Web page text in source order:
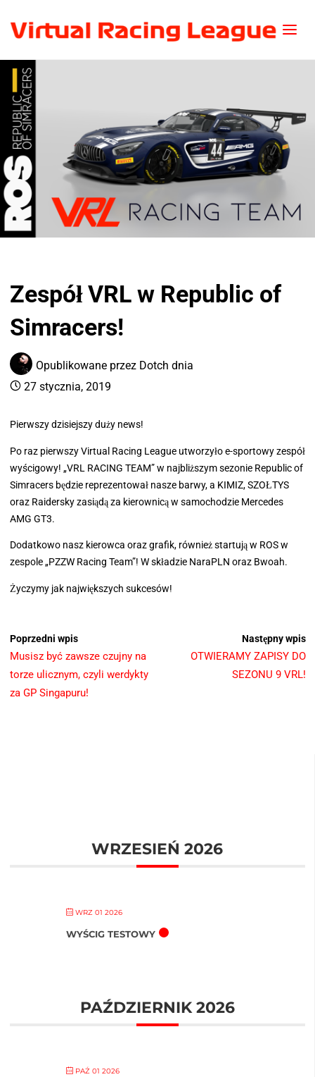
Zespół VRL w Republic of
Simracers!
Opublikowane przez Dotch dnia
27 stycznia, 2019
Pierwszy dzisiejszy duży news!
Po raz pierwszy Virtual Racing League utworzyło e-sportowy zespół
wyścigowy! „VRL RACING TEAM” w najbliższym sezonie Republic of
Simracers będzie reprezentował nasze barwy, a KIMIZ, SZOŁTYS
oraz Raidersky zasiądą za kierownicą w samochodzie Mercedes
AMG GT3.
Dodatkowo nasz kierowca oraz grafik, również startują w ROS w
zespole „PZZW Racing Team”! W składzie NaraPLN oraz Bwoah.
Życzymy jak największych sukcesów!
Poprzedni wpis
Musisz być zawsze czujny na
torze ulicznym, czyli werdykty
za GP Singapuru!
Następny wpis
OTWIERAMY ZAPISY DO
SEZONU 9 VRL!
WRZESIEŃ 2026
WRZ 01 2026
WYŚCIG TESTOWY
PAŹDZIERNIK 2026
PAŹ 01 2026